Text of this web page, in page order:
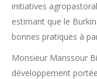
initiatives
estimant que le
bonnes pratiques à
Monsieur Manssour
développement